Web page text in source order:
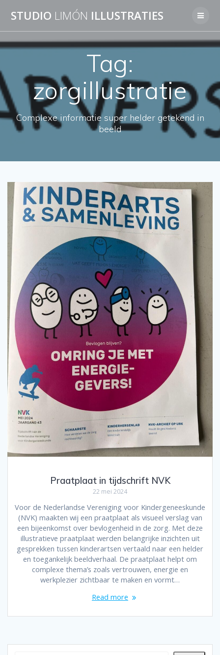
to
STUDIO LIMÓN ILLUSTRATIES
Tag:
zorgillustratie
Complexe informatie super helder getekend in
beeld
Praatplaat in tijdschrift NVK
22 mei 2024
Voor de Nederlandse Vereniging voor Kindergeneeskunde
(NVK) maakten wij een praatplaat als visueel verslag van
een bijeenkomst over bevlogenheid in de zorg. Met deze
illustratieve praatplaat werden belangrijke inzichten uit
gesprekken tussen kinderartsen vertaald naar een helder
en toegankelijk beeldverhaal. De praatplaat helpt om
complexe thema’s zoals vertrouwen, energie en
werkplezier zichtbaar te maken en vormt…
Read more